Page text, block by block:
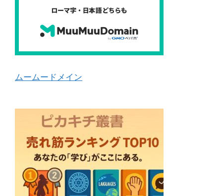
ムームードメイン